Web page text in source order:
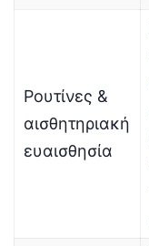
Ρουτίνες &
αισθητηριακή
ευαισθησία